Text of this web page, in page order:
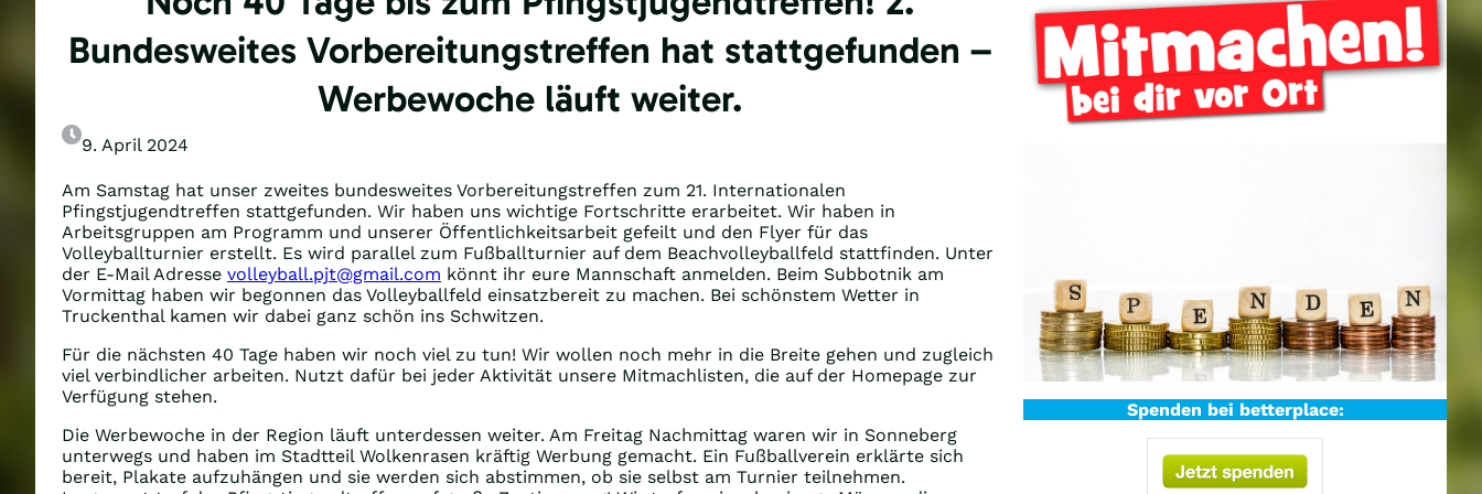
Bundesweites Vorbereitungstreffen hat stattgefunden –
Werbewoche läuft weiter.
9. April 2024
Am Samstag hat unser zweites bundesweites Vorbereitungstreffen zum 21. Internationalen
Pfingstjugendtreffen stattgefunden. Wir haben uns wichtige Fortschritte erarbeitet. Wir haben in
Arbeitsgruppen am Programm und unserer Öffentlichkeitsarbeit gefeilt und den Flyer für das
Volleyballturnier erstellt. Es wird parallel zum Fußballturnier auf dem Beachvolleyballfeld stattfinden. Unter
der E-Mail Adresse volleyball.pjt@gmail.com könnt ihr eure Mannschaft anmelden. Beim Subbotnik am
Vormittag haben wir begonnen das Volleyballfeld einsatzbereit zu machen. Bei schönstem Wetter in
Truckenthal kamen wir dabei ganz schön ins Schwitzen.
Für die nächsten 40 Tage haben wir noch viel zu tun! Wir wollen noch mehr in die Breite gehen und zugleich
viel verbindlicher arbeiten. Nutzt dafür bei jeder Aktivität unsere Mitmachlisten, die auf der Homepage zur
Verfügung stehen.
Die Werbewoche in der Region läuft unterdessen weiter. Am Freitag Nachmittag waren wir in Sonneberg
unterwegs und haben im Stadtteil Wolkenrasen kräftig Werbung gemacht. Ein Fußballverein erklärte sich
bereit, Plakate aufzuhängen und sie werden sich abstimmen, ob sie selbst am Turnier teilnehmen.
Spenden bei betterplace: